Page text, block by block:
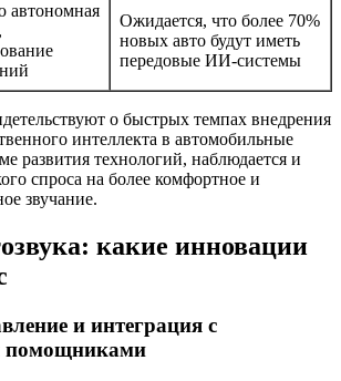
автономная
Ожидается, что более 70%
новых авто будут иметь
передовые ИИ-системы
о быстрых темпах внедрения
интеллекта в автомобильные
развития технологий, наблюдается и
спроса на более комфортное и
звучание.
какие инновации
и интеграция с
помощниками